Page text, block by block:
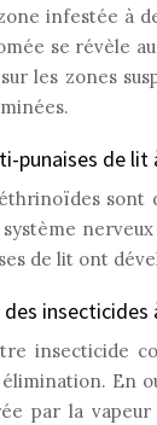
infestée à
se révèle
les zones
punaises de lit
sont
de lit ont
insecticides
insecticide
En
par la